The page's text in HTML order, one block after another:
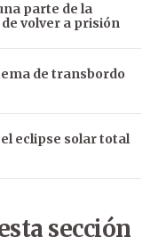
parte de la
volver a prisión
de transbordo
el eclipse solar total
sección